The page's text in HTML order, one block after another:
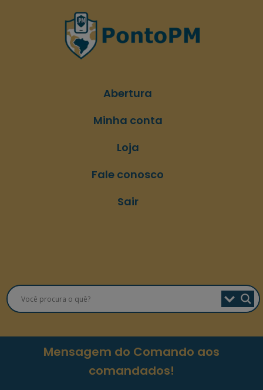
Abertura
Minha conta
Loja
Fale conosco
Sair
Mensagem do Comando aos
comandados!